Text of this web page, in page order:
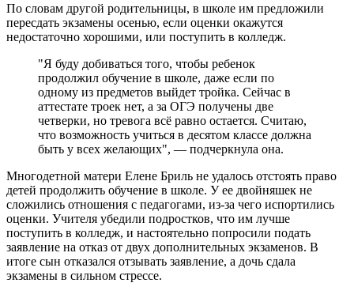
По словам другой родительницы, в школе им предложили
пересдать экзамены осенью, если оценки окажутся
недостаточно хорошими, или поступить в колледж.
"Я буду добиваться того, чтобы ребенок
продолжил обучение в школе, даже если по
одному из предметов выйдет тройка. Сейчас в
аттестате троек нет, а за ОГЭ получены две
четверки, но тревога всё равно остается. Считаю,
что возможность учиться в десятом классе должна
быть у всех желающих", — подчеркнула она.
Многодетной матери Елене Бриль не удалось отстоять право
детей продолжить обучение в школе. У ее двойняшек не
сложились отношения с педагогами, из-за чего испортились
оценки. Учителя убедили подростков, что им лучше
поступить в колледж, и настоятельно попросили подать
заявление на отказ от двух дополнительных экзаменов. В
итоге сын отказался отзывать заявление, а дочь сдала
экзамены в сильном стрессе.